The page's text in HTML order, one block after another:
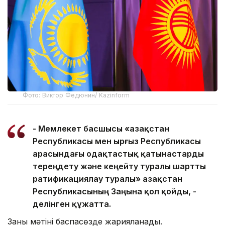
Фото: Виктор Федюнин/ Kazinform
- Мемлекет басшысы «Қазақстан
Республикасы мен Қырғыз Республикасы
арасындағы одақтастық қатынастарды
тереңдету және кеңейту туралы шартты
ратификациялау туралы» Қазақстан
Республикасының Заңына қол қойды, -
делінген құжатта.
Заңның мәтіні баспасөзде жарияланады.